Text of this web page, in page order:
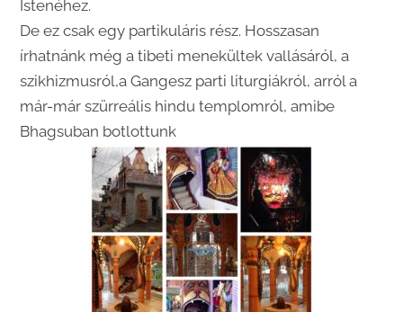
Istenéhez.
De ez csak egy partikuláris rész. Hosszasan
írhatnánk még a tibeti menekültek vallásáról, a
szikhizmusról,a Gangesz parti liturgiákról, arról a
már-már szürreális hindu templomról, amibe
Bhagsuban botlottunk